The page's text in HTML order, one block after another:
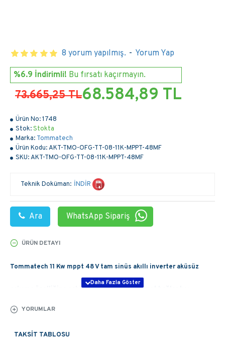
Ürün No:1748
Stok:Stokta
Marka: Tommatech
Ürün Kodu:AKT-TMO-OFG-TT-08-11K-MPPT-48MF
SKU:AKT-TMO-OFG-TT-08-11K-MPPT-48MF
Teknik Doküman: İNDİR
Ara WhatsApp Sipariş
8 yorum yapılmış. - Yorum Yap
%6.9 İndirimli! Bu fırsatı kaçırmayın.
73.665,25 TL68.584,89 TL
ÜRÜN DETAYI
Tommatech 11 Kw mppt 48 V tam sinüs akıllı inverter aküsüz
çalışma özelliğine sahiptir. Ayrıca Wifi internet bağlantısı
üzerinden telefonunuzdan anlık olarak üretim, tüketim ve tüm
durumları takip edebilirsiniz. Yüksek voltajlı şarj özelliğinin yanı
YORUMLAR
TAKSIT TABLOSU